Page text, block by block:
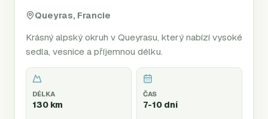
Queyras, Francie
Krásný alpský okruh v Queyrasu, který nabízí vysoké
sedla, vesnice a příjemnou délku.
DÉLKA
130 km
ČAS
7-10 dní